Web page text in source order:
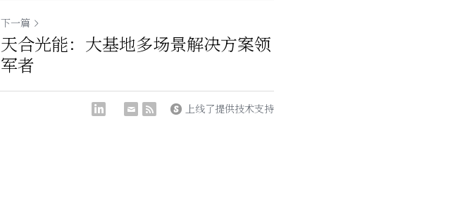
下一篇
天合光能：大基地多场景解决方案领
军者
上线了提供技术支持